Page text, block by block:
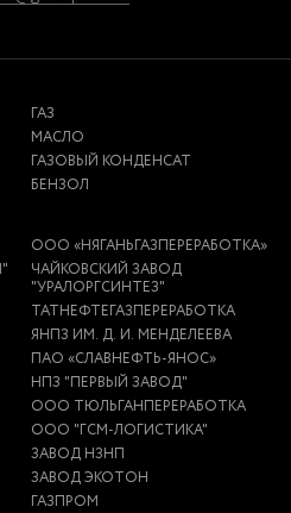
ГАЗ
МАСЛО
ГАЗОВЫЙ КОНДЕНСАТ
БЕНЗОЛ
ООО «НЯГАНЬГАЗПЕРЕРАБОТКА»
ЧАЙКОВСКИЙ ЗАВОД
"УРАЛОРГСИНТЕЗ"
ТАТНЕФТЕГАЗПЕРЕРАБОТКА
ЯНПЗ ИМ. Д. И. МЕНДЕЛЕЕВА
ПАО «СЛАВНЕФТЬ-ЯНОС»
НПЗ "ПЕРВЫЙ ЗАВОД"
ООО ТЮЛЬГАНПЕРЕРАБОТКА
ООО "ГСМ-ЛОГИСТИКА"
ЗАВОД НЗНП
ЗАВОД ЭКОТОН
ГАЗПРОМ